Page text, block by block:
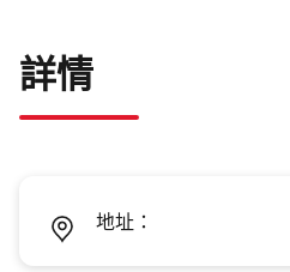
詳情
地址：